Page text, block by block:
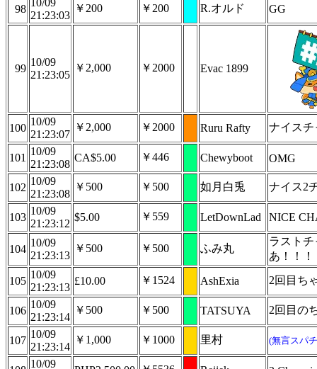
98
10/09
21:23:03
￥200 ￥200 R.オルド GG
99
10/09
21:23:05
￥2,000 ￥2000 Evac 1899
100
10/09
21:23:07
￥2,000 ￥2000 Ruru Rafty ナイスチ
101
10/09
21:23:08
CA$5.00 ￥446 Chewyboot OMG
102
10/09
21:23:08
￥500 ￥500 如月白兎 ナイス2
103
10/09
21:23:12
$5.00 ￥559 LetDownLad NICE
104
10/09
21:23:13
￥500 ￥500 ふみ丸
ラスト
あ！！！
105
10/09
21:23:13
£10.00 ￥1524 AshExia 2回目ち
106
10/09
21:23:14
￥500 ￥500 TATSUYA 2回目の
107
10/09
21:23:14
￥1,000 ￥1000 里村 (無言スパ
10/09